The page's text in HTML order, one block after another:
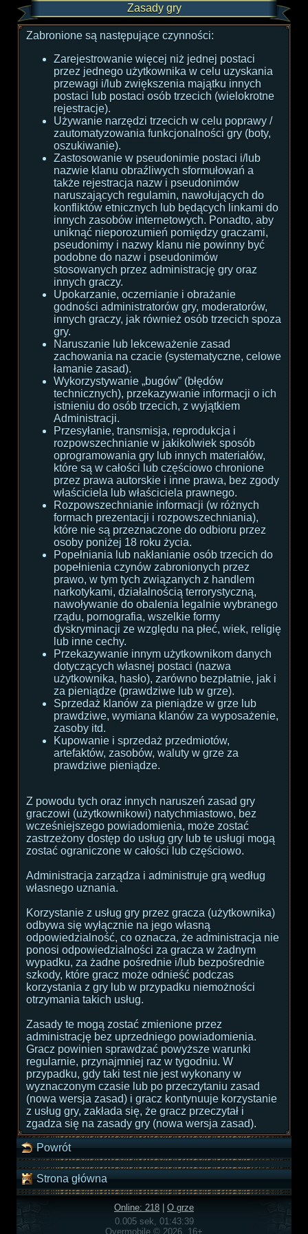
Zasady gry
Zabronione są następujące czynności:
Zarejestrowanie więcej niż jednej postaci
przez jednego użytkownika w celu uzyskania
przewagi i/lub zwiększenia majątku innych
postaci lub postaci osób trzecich (wielokrotne
rejestracje).
Używanie narzędzi trzecich w celu poprawy /
zautomatyzowania funkcjonalności gry (boty,
oszukiwanie).
Zastosowanie w pseudonimie postaci i/lub
nazwie klanu obraźliwych sformułowań a
także rejestracja nazw i pseudonimów
naruszających regulamin, nawołujących do
konfliktów etnicznych lub będących linkami do
innych zasobów internetowych. Ponadto, aby
uniknąć nieporozumień pomiędzy graczami,
pseudonimy i nazwy klanu nie powinny być
podobne do nazw i pseudonimów
stosowanych przez administrację gry oraz
innych graczy.
Upokarzanie, oczernianie i obrażanie
godności administratorów gry, moderatorów,
innych graczy, jak również osób trzecich spoza
gry.
Naruszanie lub lekceważenie zasad
zachowania na czacie (systematyczne, celowe
łamanie zasad).
Wykorzystywanie „bugów” (błędów
technicznych), przekazywanie informacji o ich
istnieniu do osób trzecich, z wyjątkiem
Administracji.
Przesyłanie, transmisja, reprodukcja i
rozpowszechnianie w jakikolwiek sposób
oprogramowania gry lub innych materiałów,
które są w całości lub częściowo chronione
przez prawa autorskie i inne prawa, bez zgody
właściciela lub właściciela prawnego.
Rozpowszechnianie informacji (w różnych
formach prezentacji i rozpowszechniania),
które nie są przeznaczone do odbioru przez
osoby poniżej 18 roku życia.
Popełniania lub nakłanianie osób trzecich do
popełnienia czynów zabronionych przez
prawo, w tym tych związanych z handlem
narkotykami, działalnością terrorystyczną,
nawoływanie do obalenia legalnie wybranego
rządu, pornografia, wszelkie formy
dyskryminacji ze względu na płeć, wiek, religię
lub inne cechy.
Przekazywanie innym użytkownikom danych
dotyczących własnej postaci (nazwa
użytkownika, hasło), zarówno bezpłatnie, jak i
za pieniądze (prawdziwe lub w grze).
Sprzedaż klanów za pieniądze w grze lub
prawdziwe, wymiana klanów za wyposażenie,
zasoby itd.
Kupowanie i sprzedaż przedmiotów,
artefaktów, zasobów, waluty w grze za
prawdziwe pieniądze.
Z powodu tych oraz innych naruszeń zasad gry
graczowi (użytkownikowi) natychmiastowo, bez
wcześniejszego powiadomienia, może zostać
zastrzeżony dostęp do usług gry lub te usługi mogą
zostać ograniczone w całości lub częściowo.
Administracja zarządza i administruje grą według
własnego uznania.
Korzystanie z usług gry przez gracza (użytkownika)
odbywa się wyłącznie na jego własną
odpowiedzialność, co oznacza, że administracja nie
ponosi odpowiedzialności za gracza w żadnym
wypadku, za żadne pośrednie i/lub bezpośrednie
szkody, które gracz może odnieść podczas
korzystania z gry lub w przypadku niemożności
otrzymania takich usług.
Zasady te mogą zostać zmienione przez
administrację bez uprzedniego powiadomienia.
Gracz powinien sprawdzać powyższe warunki
regularnie, przynajmniej raz w tygodniu. W
przypadku, gdy taki test nie jest wykonany w
wyznaczonym czasie lub po przeczytaniu zasad
(nowa wersja zasad) i gracz kontynuuje korzystanie
z usług gry, zakłada się, że gracz przeczytał i
zgadza się na zasady gry (nowa wersja zasad).
Powrót
Strona główna
Online: 218
O grze
0.005 sek, 01:43:39
Overmobile © 2026, 16+